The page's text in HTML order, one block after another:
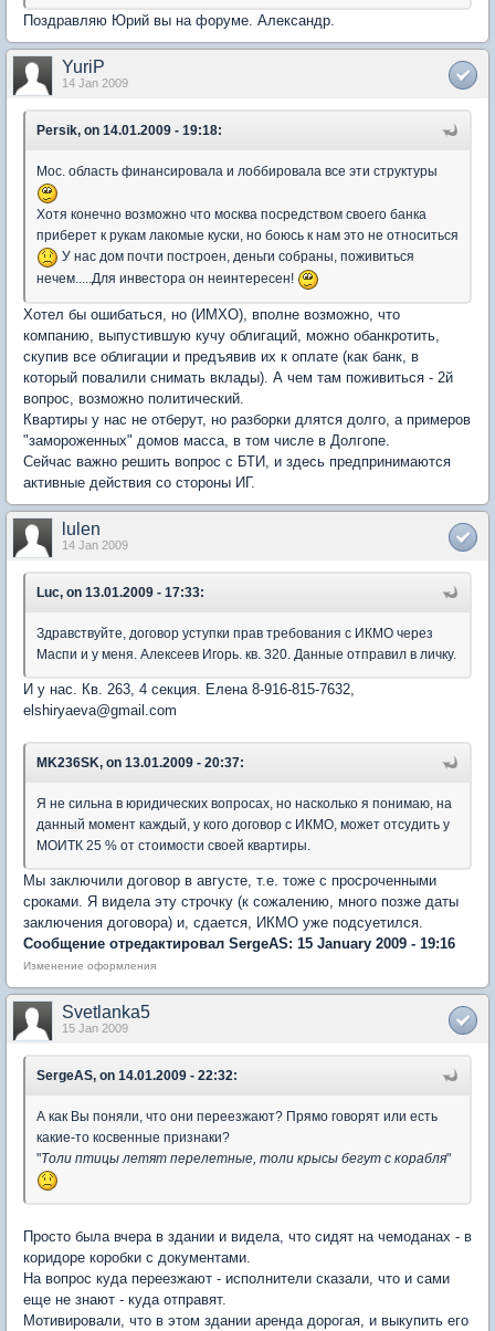
Поздравляю Юрий вы на форуме. Александр.
YuriP
14 Jan 2009
Persik, on 14.01.2009 - 19:18:
Мос. область финансировала и лоббировала все эти структуры
Хотя конечно возможно что москва посредством своего банка
приберет к рукам лакомые куски, но боюсь к нам это не относиться
У нас дом почти построен, деньги собраны, поживиться
нечем.....Для инвестора он неинтересен!
Хотел бы ошибаться, но (ИМХО), вполне возможно, что
компанию, выпустившую кучу облигаций, можно обанкротить,
скупив все облигации и предъявив их к оплате (как банк, в
который повалили снимать вклады). А чем там поживиться - 2й
вопрос, возможно политический.
Квартиры у нас не отберут, но разборки длятся долго, а примеров
"замороженных" домов масса, в том числе в Долгопе.
Сейчас важно решить вопрос с БТИ, и здесь предпринимаются
активные действия со стороны ИГ.
lulen
14 Jan 2009
Luc, on 13.01.2009 - 17:33:
Здравствуйте, договор уступки прав требования с ИКМО через
Маспи и у меня. Алексеев Игорь. кв. 320. Данные отправил в личку.
И у нас. Кв. 263, 4 секция. Елена 8-916-815-7632,
elshiryaeva@gmail.com
MK236SK, on 13.01.2009 - 20:37:
Я не сильна в юридических вопросах, но насколько я понимаю, на
данный момент каждый, у кого договор с ИКМО, может отсудить у
МОИТК 25 % от стоимости своей квартиры.
Мы заключили договор в августе, т.е. тоже с просроченными
сроками. Я видела эту строчку (к сожалению, много позже даты
заключения договора) и, сдается, ИКМО уже подсуетился.
Сообщение отредактировал SergeAS: 15 January 2009 - 19:16
Изменение оформления
Svetlanka5
15 Jan 2009
SergeAS, on 14.01.2009 - 22:32:
А как Вы поняли, что они переезжают? Прямо говорят или есть
какие-то косвенные признаки?
"Толи птицы летят перелетные, толи крысы бегут с корабля"
Просто была вчера в здании и видела, что сидят на чемоданах - в
коридоре коробки с документами.
На вопрос куда переезжают - исполнители сказали, что и сами
еще не знают - куда отправят.
Мотивировали, что в этом здании аренда дорогая, и выкупить его